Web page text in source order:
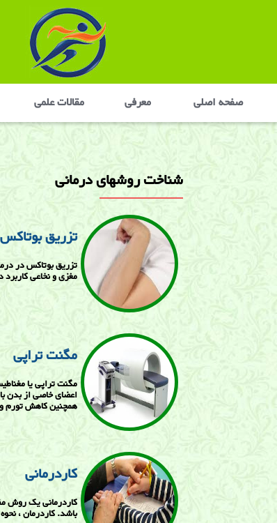
صفحه اصلی معرفی مقالات علمی
شناخت روشهای درمانی
تزریق
تزریق بوتاکس در
مغزی و نخاعی کاربرد
مگنت تراپی
مگنت تراپی یا
اعضای خاصی از بدن
همچنین کاهش تورم و
کاردرمانی
کاردرمانی یک روش
باشد. کاردرمان ،